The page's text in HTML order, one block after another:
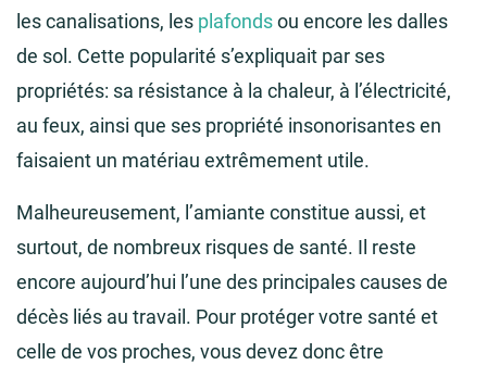
les canalisations, les plafondsou encore les dalles
de sol. Cette popularité s’expliquait par ses
propriétés: sa résistance à la chaleur, à l’électricité,
au feux, ainsi que ses propriété insonorisantes en
faisaient un matériau extrêmement utile.
Malheureusement, l’amiante constitue aussi, et
surtout, de nombreux risques de santé. Il reste
encore aujourd’hui l’une des principales causes de
décès liés au travail. Pour protéger votre santé et
celle de vos proches, vous devez donc être